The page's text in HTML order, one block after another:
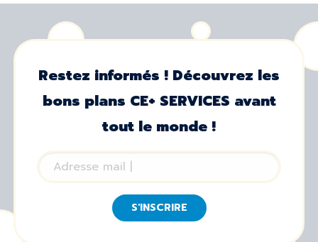
Restez informés ! Découvrez les
bons plans CE+ SERVICES avant
tout le monde !
S'INSCRIRE